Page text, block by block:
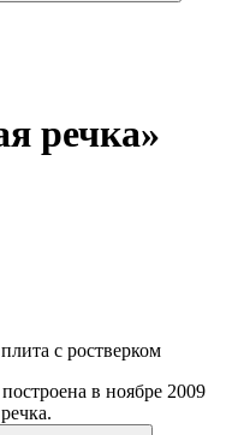
речка»
с ростверком
в ноябре 2009